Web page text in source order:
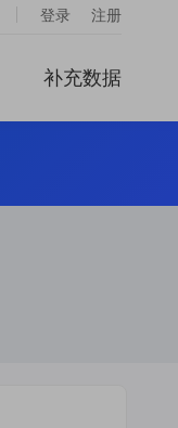
登录 注册
补充数据